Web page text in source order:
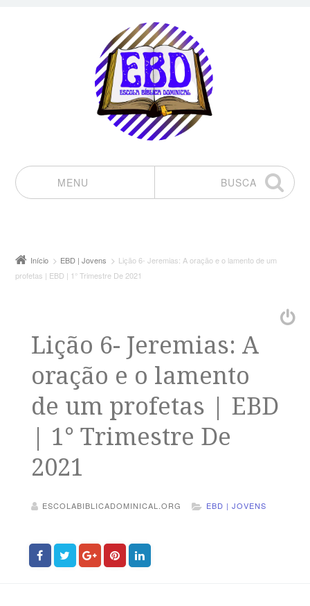
MENU
BUSCA
Início EBD | Jovens
Lição 6- Jeremias: A oração e o lamento de um
profetas | EBD | 1° Trimestre De 2021
Lição 6- Jeremias: A
oração e o lamento
de um profetas | EBD
| 1° Trimestre De
2021
ESCOLABIBLICADOMINICAL.ORG EBD | JOVENS